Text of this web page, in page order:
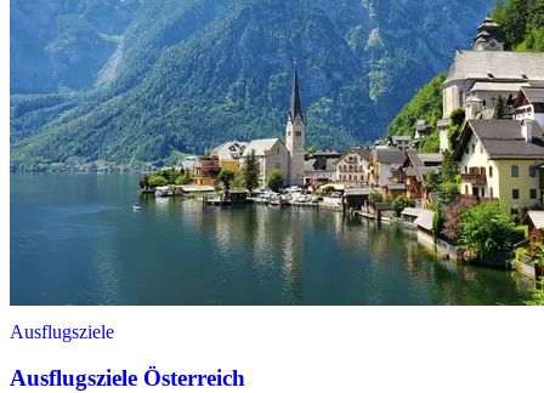
Ausflugsziele
Ausflugsziele Österreich